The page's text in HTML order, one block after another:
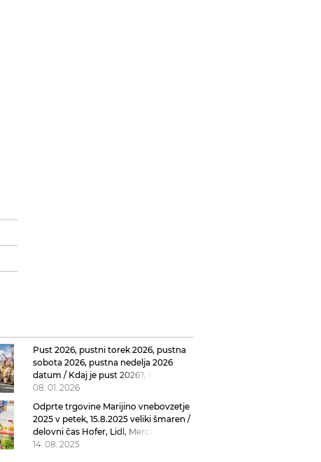
Pust 2026, pustni torek 2026, pustna
sobota 2026, pustna nedelja 2026
datum / Kdaj je pust 2026?, Kdaj je
pustni torek 2026?, Kdaj je pustna
sobota 2026?
08. 01. 2026
Odprte trgovine Marijino vnebovzetje
2025 v petek, 15.8.2025 veliki šmaren /
delovni čas Hofer, Lidl, Mercator, Spar,
Citypark, Aleja
14. 08. 2025